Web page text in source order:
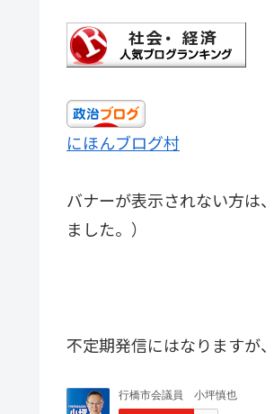
にほんブログ村
バナーが表示されない方は、
ました。）
不定期発信にはなりますが